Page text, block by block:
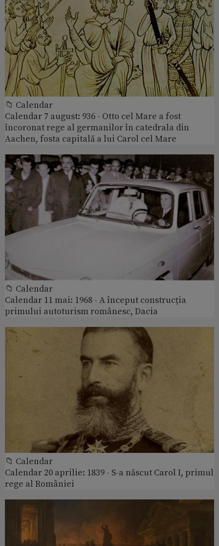
📁 Calendar
Calendar 7 august: 936 - Otto cel Mare a fost
încoronat rege al germanilor în catedrala din
Aachen, fosta capitală a lui Carol cel Mare
📁 Calendar
Calendar 11 mai: 1968 - A început construcția
primului autoturism românesc, Dacia
📁 Calendar
Calendar 20 aprilie: 1839 - S-a născut Carol I, primul
rege al României